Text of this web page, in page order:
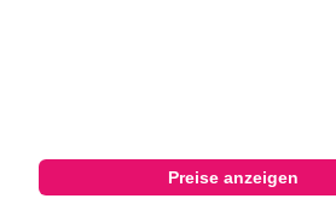
Preise anzeigen